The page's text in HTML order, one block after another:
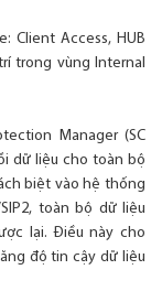
Client Access, HUB
trong vùng Internal
Manager (SC
dữ liệu cho toàn bộ
biệt vào hệ thống
toàn bộ dữ liệu
lại. Điều này cho
độ tin cậy dữ liệu